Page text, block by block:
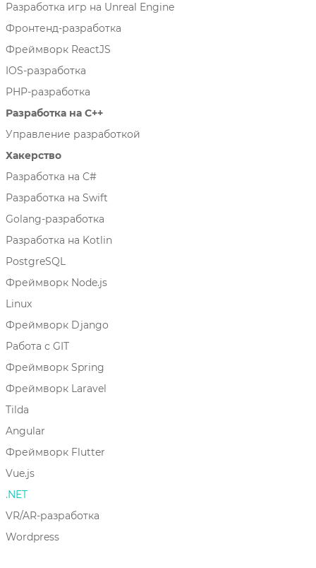
Разработка игр на Unreal Engine
Фронтенд-разработка
Фреймворк ReactJS
IOS-разработка
PHP-разработка
Разработка на C++
Управление разработкой
Хакерство
Разработка на C#
Разработка на Swift
Golang-разработка
Разработка на Kotlin
PostgreSQL
Фреймворк Node.js
Linux
Фреймворк Django
Работа с GIT
Фреймворк Spring
Фреймворк Laravel
Tilda
Angular
Фреймворк Flutter
Vue.js
.NET
VR/AR-разработка
Wordpress